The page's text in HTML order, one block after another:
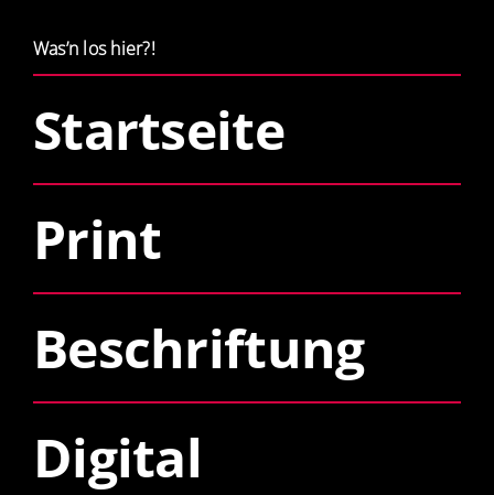
Was’n los hier?!
Startseite
Print
Beschriftung
Digital